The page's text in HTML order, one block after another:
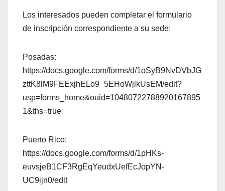
Los interesados pueden completar el formulario
de inscripción correspondiente a su sede:
Posadas:
https://docs.google.com/forms/d/1oSyB9NvDVbJG
zttK8lM9FEExjhELo9_5EHoWjlkUsEM/edit?
usp=forms_home&ouid=10480722788920167895
1&ths=true
Puerto Rico:
https://docs.google.com/forms/d/1pHKs-
euvsjeB1CF3RgEqYeudxUefEcJopYN-
UC9ijn0/edit